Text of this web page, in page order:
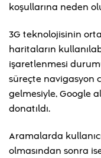
koşullarına neden
3G teknolojisinin
haritaların
işaretlenmesi
süreçte navigasyon
gelmesiyle, Google
donatıldı.
Aramalarda
olmasından sonra